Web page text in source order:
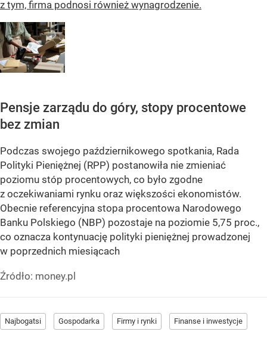
z tym, firma podnosi również wynagrodzenie.
Pensje zarządu do góry, stopy procentowe
bez zmian
Podczas swojego październikowego spotkania, Rada
Polityki Pieniężnej (RPP) postanowiła nie zmieniać
poziomu stóp procentowych, co było zgodne
z oczekiwaniami rynku oraz większości ekonomistów.
Obecnie referencyjna stopa procentowa Narodowego
Banku Polskiego (NBP) pozostaje na poziomie 5,75 proc.,
co oznacza kontynuację polityki pieniężnej prowadzonej
w poprzednich miesiącach
Źródło: money.pl
Najbogatsi Gospodarka Firmy i rynki Finanse i inwestycje